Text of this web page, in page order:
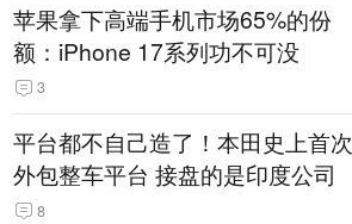
苹果拿下高端手机市场65%的份
额：iPhone 17系列功不可没
3
平台都不自己造了！本田史上首次
外包整车平台 接盘的是印度公司
8